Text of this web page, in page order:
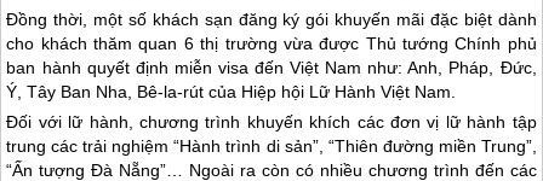
Đồng thời, một số khách sạn đăng ký gói khuyến mãi đặc biệt dành
cho khách thăm quan 6 thị trường vừa được Thủ tướng Chính phủ
ban hành quyết định miễn visa đến Việt Nam như: Anh, Pháp, Đức,
Ý, Tây Ban Nha, Bê-la-rút của Hiệp hội Lữ Hành Việt Nam.
Đối với lữ hành, chương trình khuyến khích các đơn vị lữ hành tập
trung các trải nghiệm “Hành trình di sản”, “Thiên đường miền Trung”,
“Ấn tượngĐà Nẵng”… Ngoài ra còn có nhiều chương trình đến các